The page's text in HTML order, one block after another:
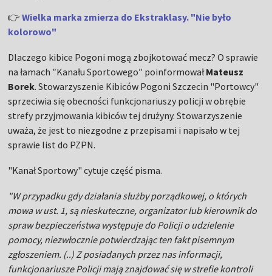
👉Wielka marka zmierza do Ekstraklasy. "Nie było
kolorowo"
Dlaczego kibice Pogoni mogą zbojkotować mecz? O sprawie
na łamach ″Kanału Sportowego″ poinformowałMateusz
Borek. Stowarzyszenie Kibiców Pogoni Szczecin "Portowcy"
sprzeciwia się obecności funkcjonariuszy policji w obrębie
strefy przyjmowania kibiców tej drużyny. Stowarzyszenie
uważa, że jest to niezgodne z przepisami i napisało w tej
sprawie list do PZPN.
"Kanał Sportowy" cytuje część pisma.
"W przypadku gdy działania służby porządkowej, o których
mowa w ust. 1, są nieskuteczne, organizator lub kierownik do
spraw bezpieczeństwa występuje do Policji o udzielenie
pomocy, niezwłocznie potwierdzając ten fakt pisemnym
zgłoszeniem. (..) Z posiadanych przez nas informacji,
funkcjonariusze Policji mają znajdować się w strefie kontroli